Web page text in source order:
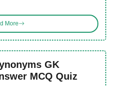
More
GK
MCQ Quiz